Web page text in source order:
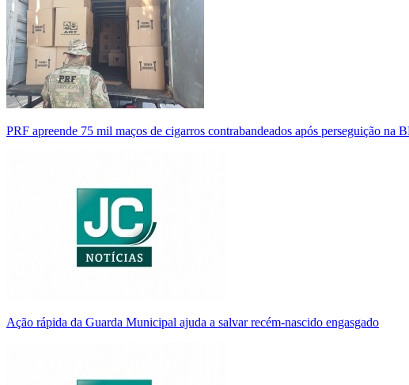
PRF apreende 75 mil maços de cigarros contrabandeados após perseguição
Ação rápida da Guarda Municipal ajuda a salvar recém-nascido engasgado